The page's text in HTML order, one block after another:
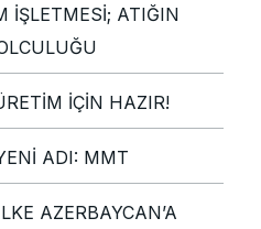
İŞLETMESİ; ATIĞIN
İÇİN HAZIR!
ADI: MMT
AZERBAYCAN’A